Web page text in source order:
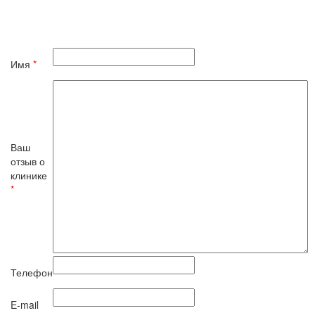
Имя *
Ваш
отзыв о
клинике
*
Телефон
E-mail